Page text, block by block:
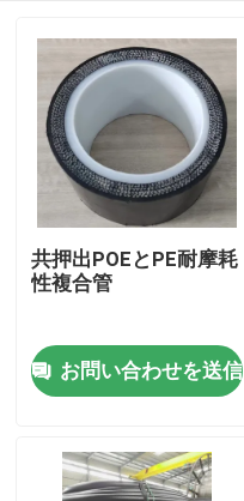
VRショー
共押出POEとPE耐摩耗
性複合管
お問い合わせを送信